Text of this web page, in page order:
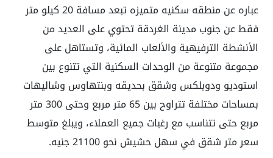
عباره عن منطقه سكنيه متميزه تبعد مسافة 20 كيلو متر
فقط عن جنوب مدينة الغردقة تحتوي على العديد من
الأنشطة الترفيهية والألعاب المائية، وتستاهل على
مجموعة متنوعة من الوحدات السكنية التي تتنوع بين
استوديو ودوبلكس وشقق بحديقه وبنتهاوس وشاليهات
بمساحات مختلفة تتراوح بين 65 متر مربع وحتى 300 متر
مربع حتى تتناسب مع رغبات جميع العملاء، ويبلغ متوسط
سعر متر شقق في سهل حشيش نحو 21100 جنيه.